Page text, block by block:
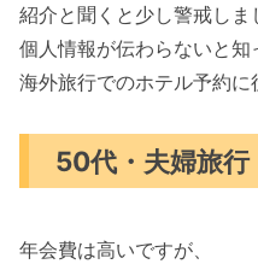
紹介と聞くと少し警戒しま
個人情報が伝わらないと知
海外旅行でのホテル予約に
50代・夫婦旅行
年会費は高いですが、